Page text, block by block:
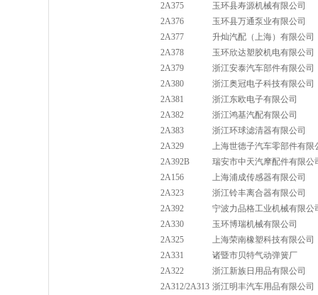
2A375
玉环县寿源机械有限公司
2A376
玉环县万通泵业有限公司
2A377
升灿汽配（上海）有限公司
2A378
玉环欣达塑胶机电有限公司
2A379
浙江安泰汽车部件有限公司
2A380
浙江奥冠电子科技有限公司
2A381
浙江东欧电子有限公司
2A382
浙江鸿基汽配有限公司
2A383
浙江环球滤清器有限公司
2A329
上海世德子汽车零部件有限
2A392B
瑞安市中天汽摩配件有限公
2A156
上海浦成传感器有限公司
2A323
浙江铃丰离合器有限公司
2A392
宁波力品格工业机械有限公
2A330
玉环博瑞机械有限公司
2A325
上海荣南橡塑科技有限公司
2A331
诸暨市贝特气动弹簧厂
2A322
浙江新族日用品有限公司
2A312/2A313 浙江明丰汽车用品有限公司